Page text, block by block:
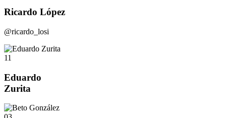
Ricardo López
@ricardo_losi
11
Eduardo
Zurita